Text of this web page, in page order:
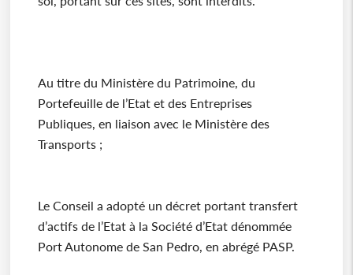
Au titre du Ministère du Patrimoine, du
Portefeuille de l’Etat et des Entreprises
Publiques, en liaison avec le Ministère des
Transports ;
Le Conseil a adopté un décret portant transfert
d’actifs de l’Etat à la Société d’Etat dénommée
Port Autonome de San Pedro, en abrégé PASP.